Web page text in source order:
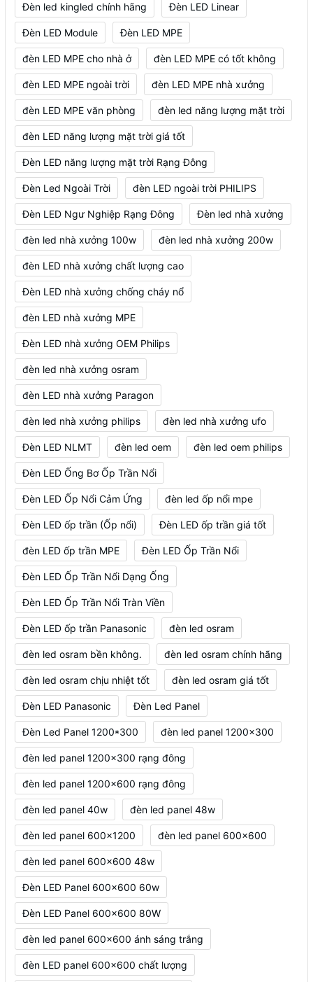
Đèn led kingled chính hãng Đèn LED Linear
Đèn LED Module Đèn LED MPE
đèn LED MPE cho nhà ở đèn LED MPE có tốt không
đèn LED MPE ngoài trời đèn LED MPE nhà xưởng
đèn LED MPE văn phòng đèn led năng lượng mặt trời
đèn LED năng lượng mặt trời giá tốt
Đèn LED năng lượng mặt trời Rạng Đông
Đèn Led Ngoài Trời đèn LED ngoài trời PHILIPS
Đèn LED Ngư Nghiệp Rạng Đông Đèn led nhà xưởng
đèn led nhà xưởng 100w đèn led nhà xưởng 200w
đèn LED nhà xưởng chất lượng cao
Đèn LED nhà xưởng chống cháy nổ
đèn LED nhà xưởng MPE
Đèn LED nhà xưởng OEM Philips
đèn led nhà xưởng osram
đèn LED nhà xưởng Paragon
đèn led nhà xưởng philips đèn led nhà xưởng ufo
Đèn LED NLMT đèn led oem đèn led oem philips
Đèn LED Ống Bơ Ốp Trần Nổi
Đèn LED Ốp Nổi Cảm Ứng đèn led ốp nổi mpe
Đèn LED ốp trần (Ốp nổi) Đèn LED ốp trần giá tốt
đèn LED ốp trần MPE Đèn LED Ốp Trần Nổi
Đèn LED Ốp Trần Nổi Dạng Ống
Đèn LED Ốp Trần Nổi Tràn Viền
Đèn LED ốp trần Panasonic đèn led osram
đèn led osram bền không. đèn led osram chính hãng
đèn led osram chịu nhiệt tốt đèn led osram giá tốt
Đèn LED Panasonic Đèn Led Panel
Đèn Led Panel 1200*300 đèn led panel 1200x300
đèn led panel 1200x300 rạng đông
đèn led panel 1200x600 rạng đông
đèn led panel 40w đèn led panel 48w
đèn led panel 600x1200 đèn led panel 600x600
đèn led panel 600x600 48w
Đèn LED Panel 600x600 60w
Đèn LED Panel 600x600 80W
đèn led panel 600x600 ánh sáng trắng
đèn LED panel 600x600 chất lượng